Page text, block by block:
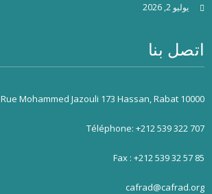
يوليو 2, 2026
اتصل بنا
Rue Mohammed Jazouli 173 Hassan, Rabat 10000
Téléphone: +212 539 322 707
Fax : +212 539 32 57 85
cafrad@cafrad.org